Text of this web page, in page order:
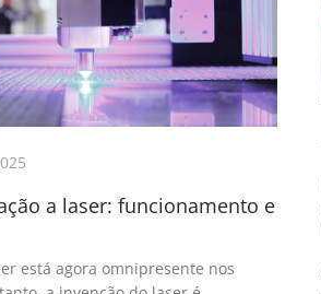
a laser: funcionamento e
está agora omnipresente nos